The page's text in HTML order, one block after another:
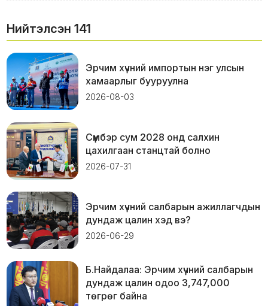
Нийтэлсэн 141
Эрчим хүчний импортын нэг улсын
хамаарлыг бууруулна
2026-08-03
Сүмбэр сум 2028 онд салхин
цахилгаан станцтай болно
2026-07-31
Эрчим хүчний салбарын ажиллагчдын
дундаж цалин хэд вэ?
2026-06-29
Б.Найдалаа: Эрчим хүчний салбарын
дундаж цалин одоо 3,747,000
төгрөг байна